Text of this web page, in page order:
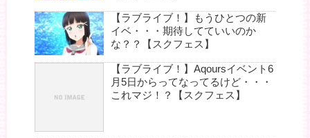
【ラブライブ！】もうひとつの新
イベ・・・期待してていいのか
な？？【スクフェス】
【ラブライブ！】Aqoursイベント6
月5日からってなってるけど・・・
これマジ！？【スクフェス】